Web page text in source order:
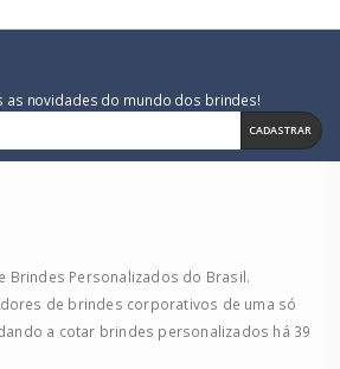
as novidades do mundo dos brindes!
CADASTRAR
Brindes Personalizados do Brasil.
de brindes corporativos de uma só
a cotar brindes personalizados há 39